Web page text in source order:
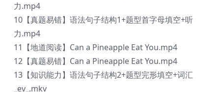
力.mp4
10【真题易错】语法句子结构1+题型首字母填空+听
力.mp4
11【地道阅读】Can a Pineapple Eat You.mp4
12【真题易错】Can a Pineapple Eat You.mp4
13【知识能力】语法句子结构2+题型完形填空+词汇
_ev_.mkv